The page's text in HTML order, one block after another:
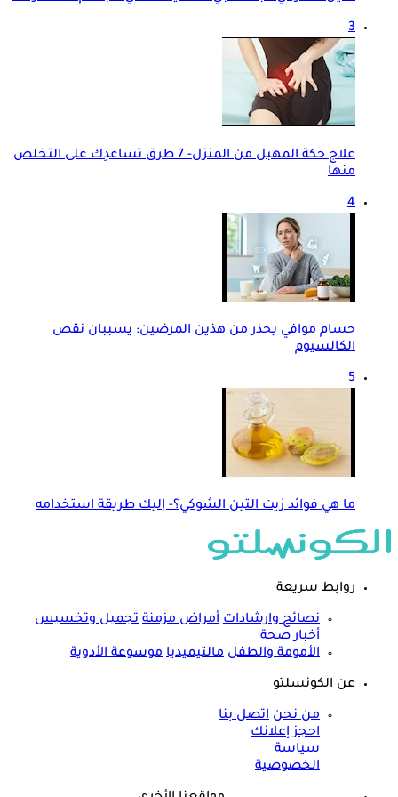
3
علاج حكة المهبل من المنزل- 7 طرق تساعدِك على التخلص
منها
4
حسام موافي يحذر من هذين المرضين: يسببان نقص
الكالسيوم
5
ما هي فوائد زيت التين الشوكي؟- إليك طريقة استخدامه
روابط سريعة
نصائح وارشادات أمراض مزمنة تجميل وتخسيس
أخبار صحة
الأمومة والطفل مالتيميديا موسوعة الأدوية
عن الكونسلتو
من نحن اتصل بنا
احجز إعلانك
سياسة
الخصوصية